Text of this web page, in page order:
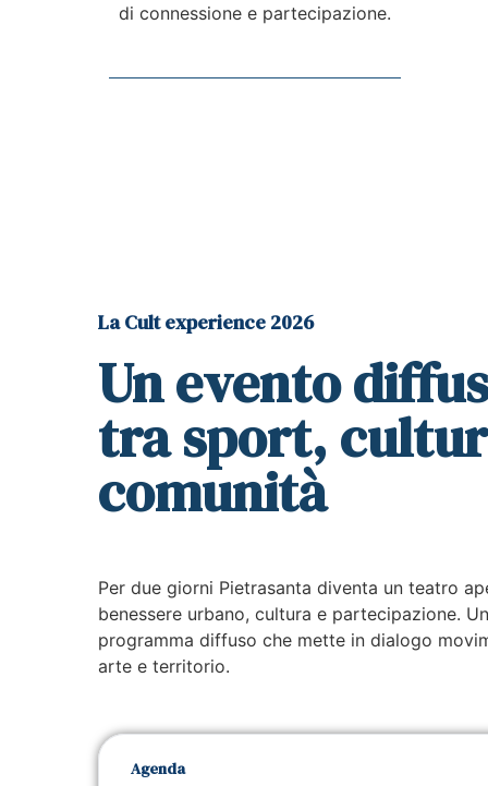
di connessione e partecipazione.
La Cult experience 2026
Un evento
tra sport,
comunità
Per due giorni Pietrasanta diventa un teatro
benessere urbano, cultura e partecipazione. Un
programma diffuso che mette in dialogo
arte e territorio.
Agenda